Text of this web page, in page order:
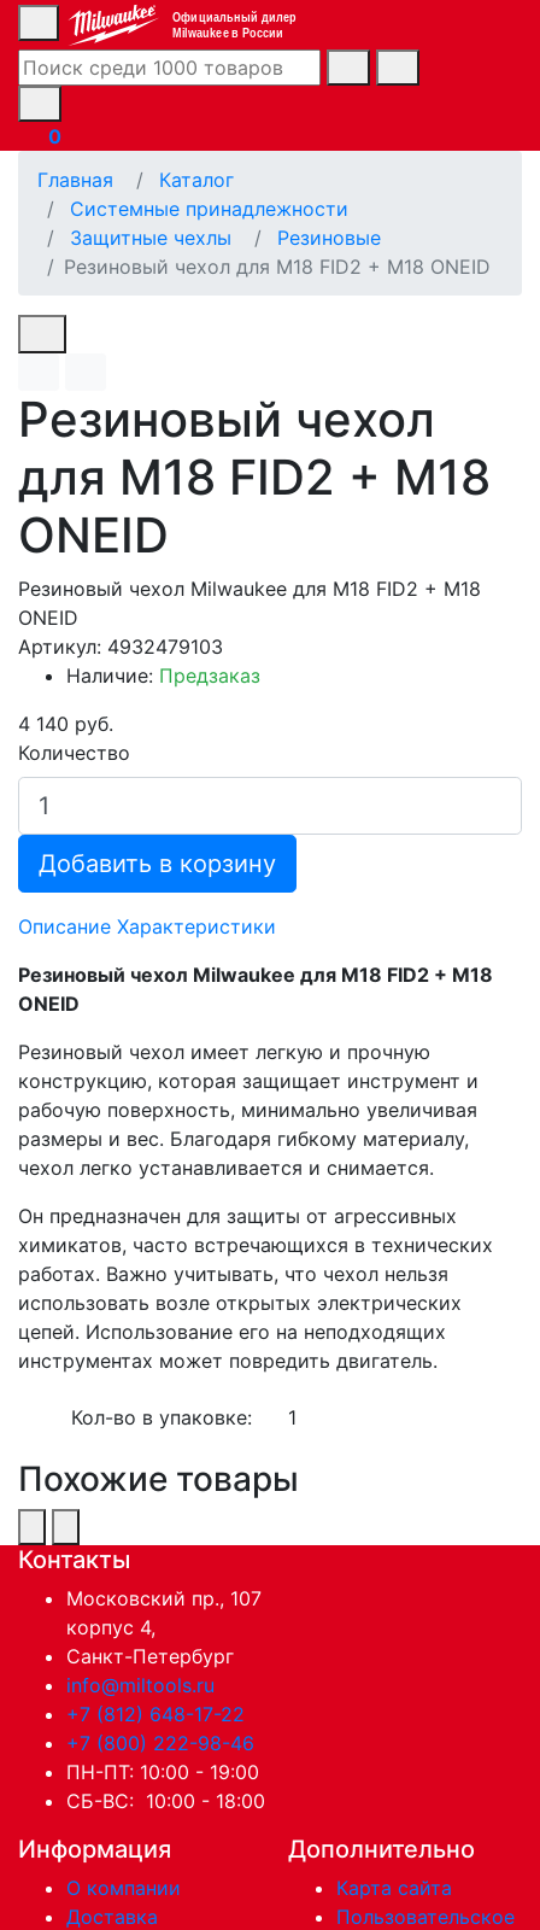
Официальный дилер
Milwaukee в России
0
Главная
Каталог
Системные принадлежности
Защитные чехлы
Резиновые
Резиновый чехол для M18 FID2 + M18 ONEID
Резиновый чехол
для M18 FID2 + M18
ONEID
Резиновый чехол Milwaukee для M18 FID2 + M18
ONEID
Артикул: 4932479103
Наличие: Предзаказ
4 140 руб.
Количество
Добавить в корзину
Описание Характеристики
Резиновый чехол Milwaukee для M18 FID2 + M18
ONEID
Резиновый чехол имеет легкую и прочную
конструкцию, которая защищает инструмент и
рабочую поверхность, минимально увеличивая
размеры и вес. Благодаря гибкому материалу,
чехол легко устанавливается и снимается.
Он предназначен для защиты от агрессивных
химикатов, часто встречающихся в технических
работах. Важно учитывать, что чехол нельзя
использовать возле открытых электрических
цепей. Использование его на неподходящих
инструментах может повредить двигатель.
Кол-во в упаковке: 1
Похожие товары
Контакты
Московский пр., 107
корпус 4,
Санкт-Петербург
info@miltools.ru
+7 (812) 648-17-22
+7 (800) 222-98-46
ПН-ПТ: 10:00 - 19:00
СБ-ВС: 10:00 - 18:00
Информация
О компании
Доставка
Дополнительно
Карта сайта
Пользовательское